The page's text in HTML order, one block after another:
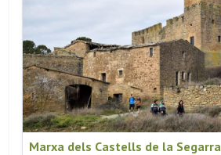
Marxa dels Castells de la Segarra